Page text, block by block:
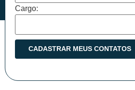
Cargo: